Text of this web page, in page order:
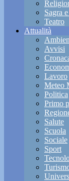
Sagra
Teatro
Attualità
Avvisi
Lavoro
Meteo
Politica
Primo
Salute
Scuola
Sociale
Sport